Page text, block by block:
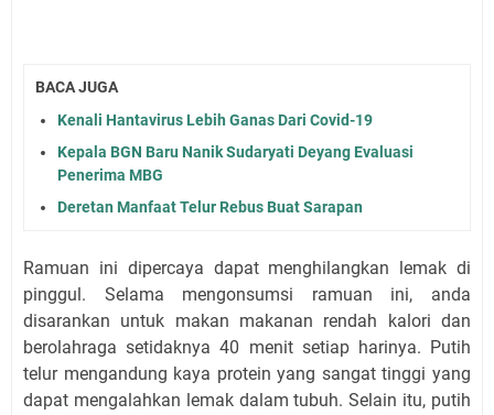
BACA JUGA
Kenali Hantavirus Lebih Ganas Dari Covid-19
Kepala BGN Baru Nanik Sudaryati Deyang Evaluasi
Penerima MBG
Deretan Manfaat Telur Rebus Buat Sarapan
Ramuan ini dipercaya dapat menghilangkan lemak di
pinggul. Selama mengonsumsi ramuan ini, anda
disarankan untuk makan makanan rendah kalori dan
berolahraga setidaknya 40 menit setiap harinya. Putih
telur mengandung kaya protein yang sangat tinggi yang
dapat mengalahkan lemak dalam tubuh. Selain itu, putih